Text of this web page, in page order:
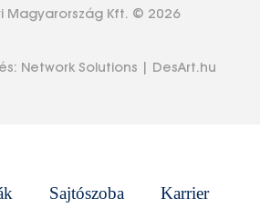
Magyarország Kft. © 2026
Network Solutions DesArt.hu
Sajtószoba Karrier